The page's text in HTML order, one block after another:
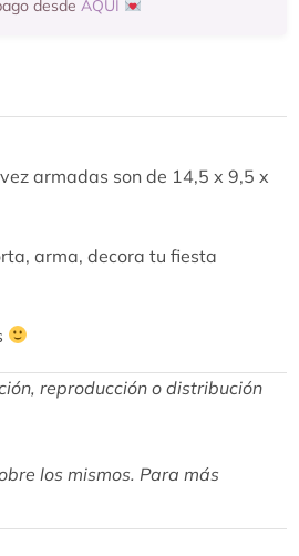
desde AQUÍ
armadas son de 14,5 x 9,5 x
arma, decora tu fiesta
reproducción o distribución
los mismos. Para más